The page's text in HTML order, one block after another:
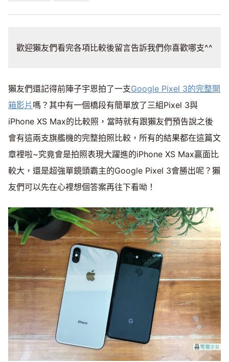
歡迎獺友們看完各項比較後留言告訴我們你喜歡哪支^^
獺友們還記得前陣子宇恩拍了一支Google Pixel 3的完整開
箱影片 嗎？其中有一個橋段有簡單放了三組Pixel 3與
iPhone XS Max的比較照，當時就有跟獺友們預告說之後
會有這兩支旗艦機的完整拍照比較，所有的結果都在這篇文
章裡啦~究竟會是拍照表現大躍進的iPhone XS Max贏面比
較大，還是超強單鏡頭霸主的Google Pixel 3會勝出呢？獺
友們可以先在心裡想個答案再往下看呦！